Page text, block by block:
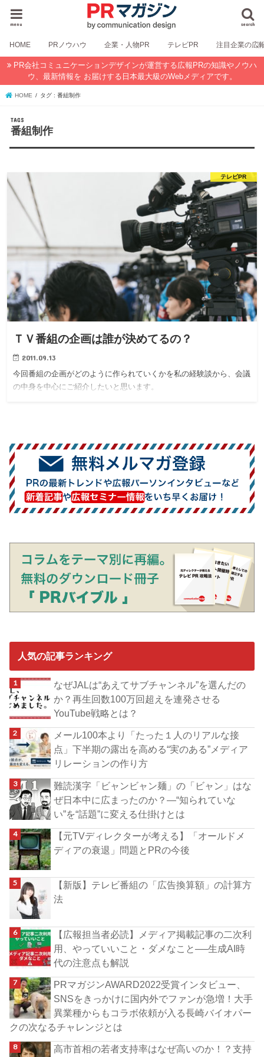
search
menu
HOME PRノウハウ 企業・人物PR テレビPR 注目企業の広
PR会社コミュニケーションデザインが運営する広報PRの知識やノウハ
ウ、最新情報を お届けする日本最大級のWebメディアです。
HOME タグ : 番組制作
番組制作
テレビPR
ＴＶ番組の企画は誰が決めてるの？
2011.09.13
今回番組の企画がどのように作られていくかを私の経験談から、会議
の中身を中心にご紹介したいと思います。
人気の記事ランキング
なぜJALは“あえてサブチャンネル”を選んだの
か？再生回数100万回超えを連発させる
YouTube戦略とは？
メール100本より「たった１人のリアルな接
点」下半期の露出を高める“実のある”メディア
リレーションの作り方
難読漢字「ビャンビャン麺」の「ビャン」はな
ぜ日本中に広まったのか？―“知られていな
い”を“話題”に変える仕掛けとは
【元TVディレクターが考える】「オールドメ
ディアの衰退」問題とPRの今後
【新版】テレビ番組の「広告換算額」の計算方
法
【広報担当者必読】メディア掲載記事の二次利
用、やっていいこと・ダメなこと──生成AI時
代の注意点も解説
PRマガジンAWARD2022受賞インタビュー、
SNSをきっかけに国内外でファンが急増！大手
異業種からもコラボ依頼が入る長崎バイオパー
クの次なるチャレンジとは
高市首相の若者支持率はなぜ高いのか！？支持